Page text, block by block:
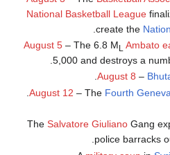
National Basketball League
create the
August 5– The 6.8 ML Ambato
5,000 and destroys a
August 8 –
August 12 – The Fourth
TheSalvatore Giuliano Gang
police barracks
.